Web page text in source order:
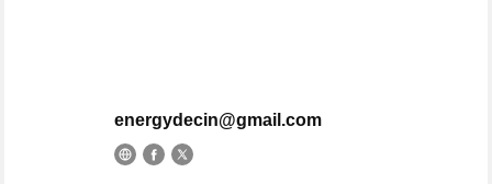
energydecin@gmail.com